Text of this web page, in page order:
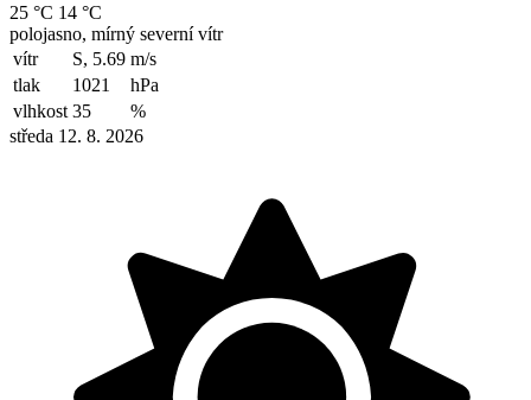
25 °C 14 °C
polojasno, mírný severní vítr
vítr
S, 5.69 m/s
tlak
1021
hPa
vlhkost 35
%
středa 12. 8. 2026